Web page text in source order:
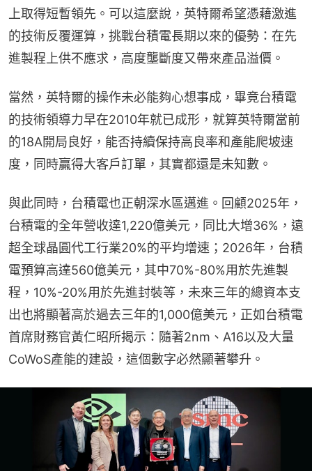
上取得短暫領先。可以這麼說，英特爾希望憑藉激進
的技術反覆運算，挑戰台積電長期以來的優勢：在先
進製程上供不應求，高度壟斷度又帶來產品溢價。
當然，英特爾的操作未必能夠心想事成，畢竟台積電
的技術領導力早在2010年就已成形，就算英特爾當前
的18A開局良好，能否持續保持高良率和產能爬坡速
度，同時贏得大客戶訂單，其實都還是未知數。
與此同時，台積電也正朝深水區邁進。回顧2025年，
台積電的全年營收達1,220億美元，同比大增36%，遠
超全球晶圓代工行業20%的平均增速；2026年，台積
電預算高達560億美元，其中70%-80%用於先進製
程，10%-20%用於先進封裝等，未來三年的總資本支
出也將顯著高於過去三年的1,000億美元，正如台積電
首席財務官黃仁昭所揭示：隨著2nm、A16以及大量
CoWoS產能的建設，這個數字必然顯著攀升。